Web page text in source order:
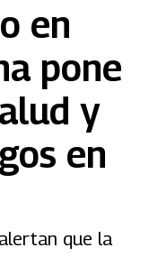
en
pone
y
en
que la